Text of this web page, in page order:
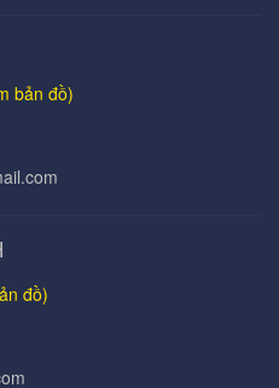
bản đồ)
đồ)